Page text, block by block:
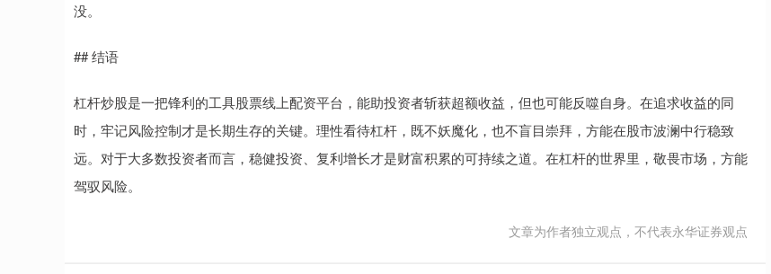
没。
## 结语
杠杆炒股是一把锋利的工具股票线上配资平台，能助投资者斩获超额收益，但也可能反噬自身。在追求收益的同
时，牢记风险控制才是长期生存的关键。理性看待杠杆，既不妖魔化，也不盲目崇拜，方能在股市波澜中行稳致
远。对于大多数投资者而言，稳健投资、复利增长才是财富积累的可持续之道。在杠杆的世界里，敬畏市场，方能
驾驭风险。
文章为作者独立观点，不代表永华证券观点